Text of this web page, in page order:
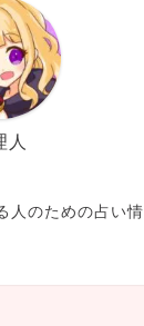
人
人のための占い情